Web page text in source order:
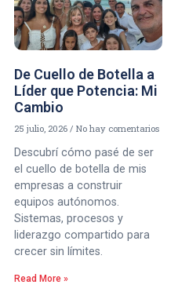
De Cuello de Botella a
Líder que Potencia: Mi
Cambio
25 julio, 2026 No hay comentarios
Descubrí cómo pasé de ser
el cuello de botella de mis
empresas a construir
equipos autónomos.
Sistemas, procesos y
liderazgo compartido para
crecer sin límites.
Read More »